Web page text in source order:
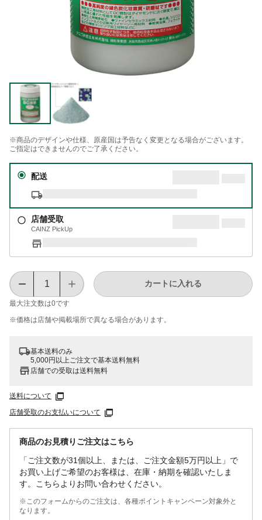
※商品のデザインや仕様、原産国は予告なく変更となる場合がございます。
ご指定はできませんのでご了承ください。
配送
店舗受取
CAINZ PickUp
最大注文数は0です
カートに入れる
※価格は​店舗や​掲載場所で​異なる​場合が​あります。
基本送料のみ
5,000円以上ご注文で基本送料無料
店舗での受取は送料無料
送料について
店舗受取のお支払いについて
商品のお見積りご注文はこちら
「ご注文数が31個以上、または、ご注文金額5万円以上」で
お買い上げご希望のお客様は、在庫・納期を確認いたしま
す。こちらよりお問い合わせください。
※このフォームからのご注文は、各種ポイントキャンペーン対象外と
なります。